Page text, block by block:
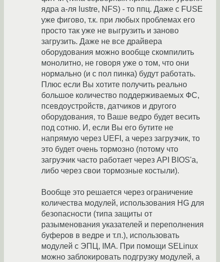
ядра а-ля lustre, NFS) - то ппц. Даже с FUSE
уже фигово, т.к. при любых проблемах его
просто так уже не выгрузить и заново
загрузить. Даже не все драйвера
оборудования можно вообще скомпилить
монолитно, не говоря уже о том, что они
нормально (и с пол пинка) будут работать.
Плюс если Вы хотите получить реально
большое количество поддерживаемых ФС,
псевдоустройств, датчиков и другого
оборудования, то Ваше ведро будет весить
под сотню. И, если Вы его бутите не
напрямую через UEFI, а через загрузчик, то
это будет очень тормозно (потому что
загрузчик часто работает через API BIOS'а,
либо через свои тормозные костыли).
Вообще это решается через ограничение
количества модулей, использования HG для
безопасности (типа защиты от
разыменования указателей и переполнения
буферов в ведре и т.п.), использовать
модулей с ЭПЦ, IMA. При помощи SELinux
можно заблокировать подгрузку модулей, а